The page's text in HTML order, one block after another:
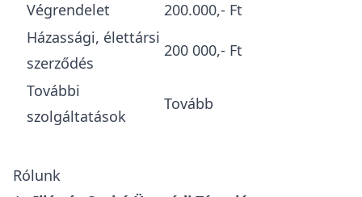
Végrendelet
200.000,- Ft
Házassági, élettársi
szerződés
200 000,- Ft
További
szolgáltatások
Tovább
Rólunk